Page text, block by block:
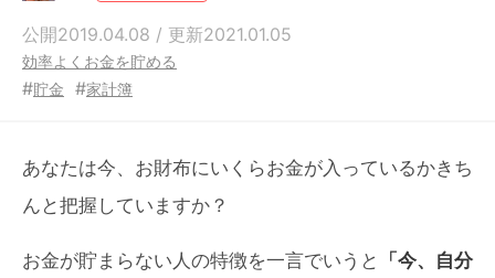
公開2019.04.08 / 更新2021.01.05
効率よくお金を貯める
#貯金 #家計簿
あなたは今、お財布にいくらお金が入っているかきち
んと把握していますか？
お金が貯まらない人の特徴を一言でいうと
「今、自分